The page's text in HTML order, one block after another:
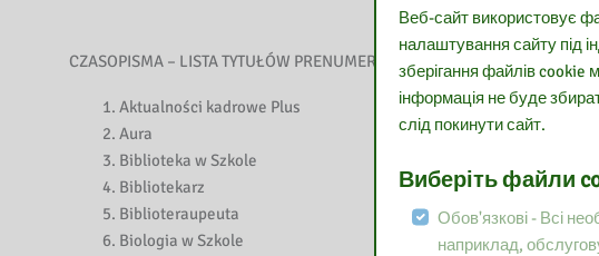
CZASOPISMA – LISTA TYTUŁÓW PRENUMEROWANYCH W 2021R.
Aktualności kadrowe Plus
Aura
Biblioteka w Szkole
Bibliotekarz
Biblioteraupeuta
Biologia w Szkole
Веб-сайт використовує
налаштування сайту під
зберігання файлів
інформація не буде
слід покинути сайт.
Виберіть файли
Обов'язкові - Всі
наприклад,